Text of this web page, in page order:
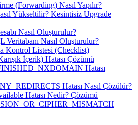
(Forwarding) Nasıl Yapılır?
Yükseltilir? Kesintisiz Upgrade
Nasıl Oluşturulur?
Veritabanı Nasıl Oluşturulur?
Kontrol Listesi (Checklist)
İçerik) Hatası Çözümü
Hatası
Hatası Nasıl Çözülür?
Hatası Nedir? Çözümü